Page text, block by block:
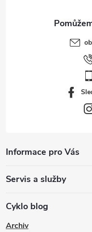
Informace pro Vás
Servis a služby
Cyklo blog
Archiv